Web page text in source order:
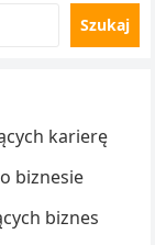
Szukaj
karierę
biznesie
biznes